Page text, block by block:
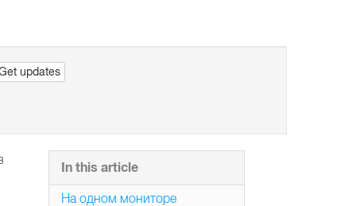
updates
In this article
На одном мониторе